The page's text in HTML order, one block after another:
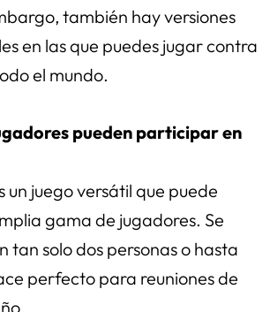
también hay versiones
en las que puedes jugar contra
el mundo.
pueden participar en
un juego versátil que puede
gama de jugadores. Se
tan solo dos personas o hasta
perfecto para reuniones de